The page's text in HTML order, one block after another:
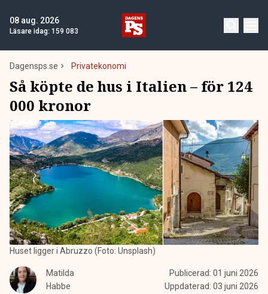
08 aug. 2026
Läsare idag: 159 083
Dagensps.se Privatekonomi
Så köpte de hus i Italien – för 124
000 kronor
Huset ligger i Abruzzo (Foto: Unsplash)
Matilda
Habbe
Publicerad: 01 juni 2026
Uppdaterad: 03 juni 2026